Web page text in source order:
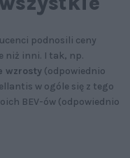
podnosili ceny
niż inni. I tak, np.
wzrosty (odpowiednio
w ogóle się z tego
BEV-ów (odpowiednio